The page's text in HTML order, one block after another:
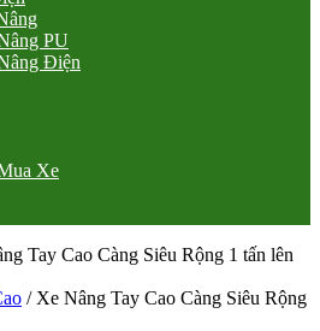
PU
Điện
Xe
Tay Cao Càng Siêu Rộng 1 tấn lên
/ Xe Nâng Tay Cao Càng Siêu Rộng